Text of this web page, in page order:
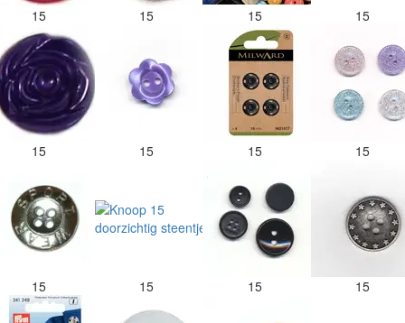
15 15 15 15
15 15 15 15
15 15 15 15